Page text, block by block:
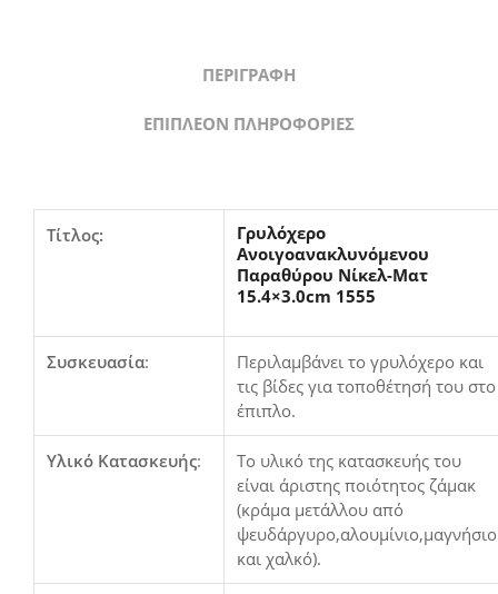
ΠΕΡΙΓΡΑΦΉ
ΕΠΙΠΛΈΟΝ ΠΛΗΡΟΦΟΡΊΕΣ
Τίτλος:
Γρυλόχερο
Ανοιγοανακλυνόμενου
Παραθύρου Νίκελ-Ματ
15.4×3.0cm 1555
Συσκευασία:
Περιλαμβάνει το γρυλόχερο και
τις βίδες για τοποθέτησή του στο
έπιπλο.
Υλικό Κατασκευής:
Το υλικό της κατασκευής του
είναι άριστης ποιότητος ζάμακ
(κράμα μετάλλου από
ψευδάργυρο,αλουμίνιο,μαγνήσιο
και χαλκό).